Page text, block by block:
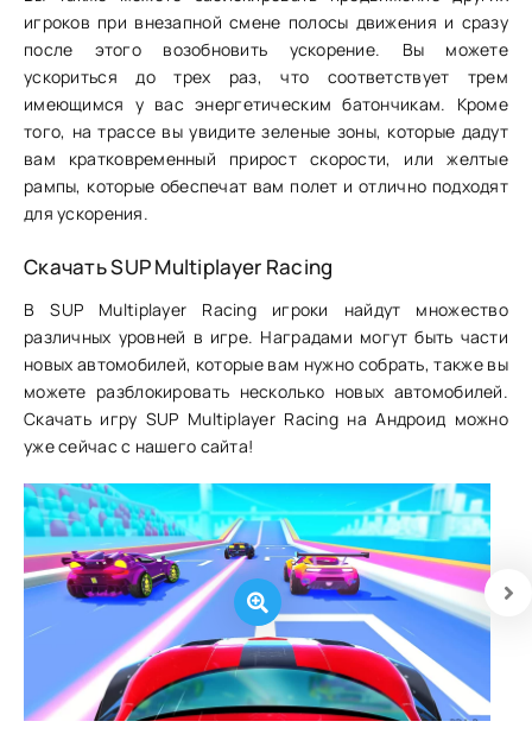
игроков при внезапной смене полосы движения и сразу
после этого возобновить ускорение. Вы можете
ускориться до трех раз, что соответствует трем
имеющимся у вас энергетическим батончикам. Кроме
того, на трассе вы увидите зеленые зоны, которые дадут
вам кратковременный прирост скорости, или желтые
рампы, которые обеспечат вам полет и отлично подходят
для ускорения.
Скачать SUP Multiplayer Racing
В SUP Multiplayer Racing игроки найдут множество
различных уровней в игре. Наградами могут быть части
новых автомобилей, которые вам нужно собрать, также вы
можете разблокировать несколько новых автомобилей.
Скачать игру SUP Multiplayer Racing на Андроид можно
уже сейчас с нашего сайта!